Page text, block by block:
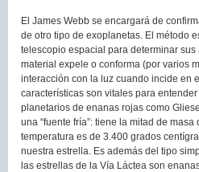
El James Webb se encargará de
de otro tipo de exoplanetas. El método
telescopio espacial para determinar sus
material expele o conforma (por varios
interacción con la luz cuando incide en
características son vitales para
planetarios de enanas rojas como
una “fuente fría”: tiene la mitad de masa
temperatura es de 3.400 grados
nuestra estrella. Es además del tipo
las estrellas de la Vía Láctea son